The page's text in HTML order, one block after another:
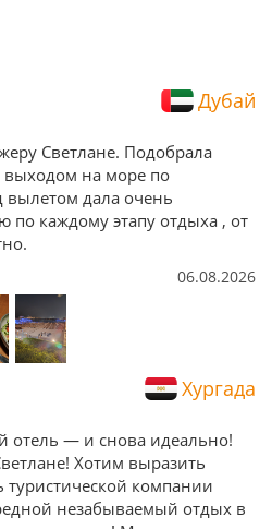
Дубай
Светлане. Подобрала
выходом на море по
дала очень
по каждому этапу отдыха , от
06.08.2026
Хургада
— и снова идеально!
Хотим выразить
туристической компании
незабываемый отдых в